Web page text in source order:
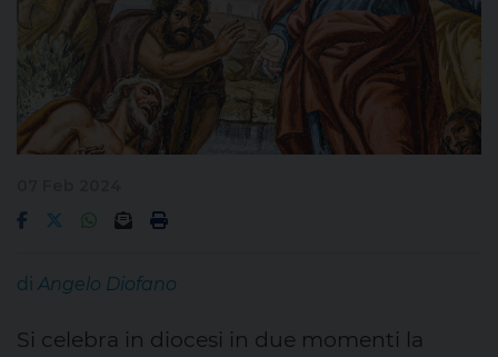
di Angelo Diofano
Si celebra in diocesi in due momenti la